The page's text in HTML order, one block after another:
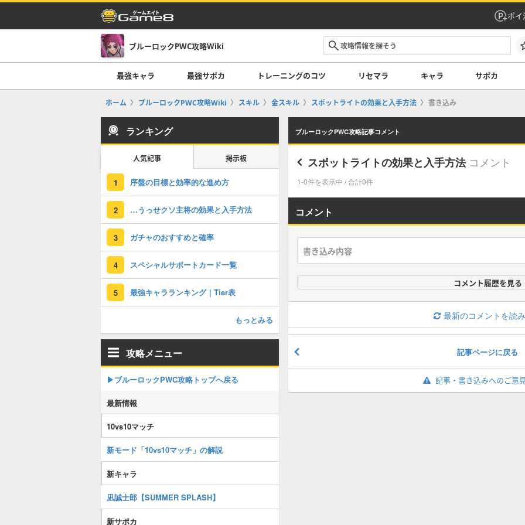
ポイ
ブルーロックPWC攻略Wiki
最強キャラ 最強サポカ トレーニングのコツ リセマラ キャラ サポカ
ホーム ブルーロックPWC攻略Wiki スキル 金スキル スポットライトの効果と入手方法 書き込み
ブルーロックPWC攻略記事コメント
スポットライトの効果と入手方法 コメント
1-0件を表示中 / 合計0件
コメント
コメント履歴を見る
最新のコメントを読
記事ページに戻る
記事・書き込みへのご意
ランキング
人気記事 掲示板
1 序盤の目標と効率的な進め方
2 …うっせクソ主将の効果と入手方法
3 ガチャのおすすめと確率
4 スペシャルサポートカード一覧
5 最強キャラランキング｜Tier表
もっとみる
攻略メニュー
▶︎ブルーロックPWC攻略トップへ戻る
最新情報
10vs10マッチ
新モード「10vs10マッチ」の解説
新キャラ
凪誠士郎【SUMMER SPLASH】
新サポカ